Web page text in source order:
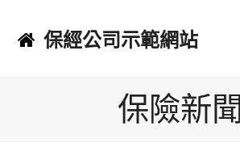
保經公司示範網站
保險新聞